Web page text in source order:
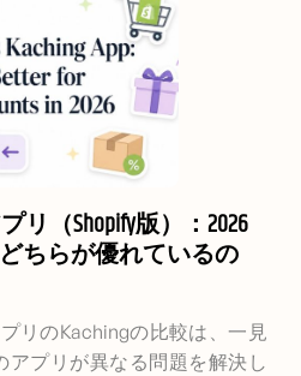
プリ（Shopify版）：2026
ちらが優れているの
リのKachingの比較は、一見
アプリが異なる問題を解決し